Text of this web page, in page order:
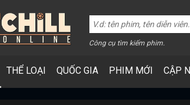
Công cụ tìm kiếm phim.
THỂ LOẠI QUỐC GIA PHIM MỚI CẬP